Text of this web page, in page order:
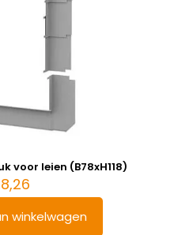
voor leien (B78xH118)
winkelwagen